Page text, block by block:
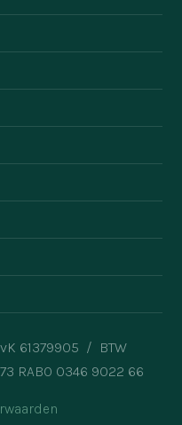
61379905 / BTW
RABO 0346 9022 66